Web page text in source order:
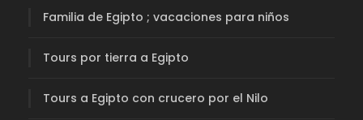
Familia de Egipto ; vacaciones para niños
Tours por tierra a Egipto
Tours a Egipto con crucero por el Nilo